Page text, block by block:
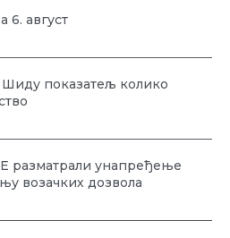
6. август
показатељ колико
разматрали унапређење
возачких дозвола